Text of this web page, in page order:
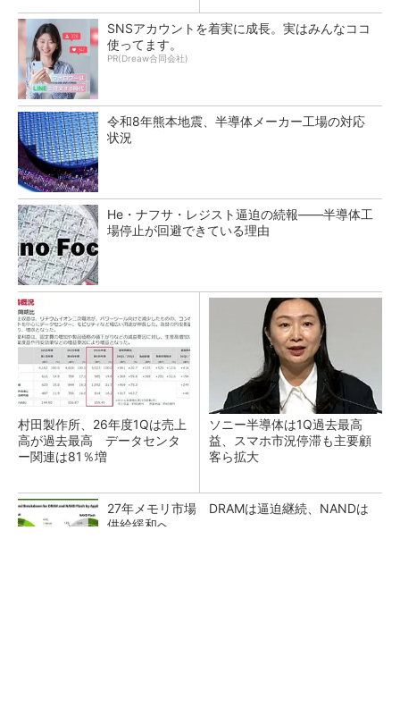
SNSアカウントを着実に成長。実はみんなココ
使ってます。
PR(Dreaw合同会社)
令和8年熊本地震、半導体メーカー工場の対応
状況
He・ナフサ・レジスト逼迫の続報――半導体工
場停止が回避できている理由
村田製作所、26年度1Qは売上
高が過去最高 データセンタ
ー関連は81％増
ソニー半導体は1Q過去最高
益、スマホ市況停滞も主要顧
客ら拡大
27年メモリ市場 DRAMは逼迫継続、NANDは
供給緩和へ